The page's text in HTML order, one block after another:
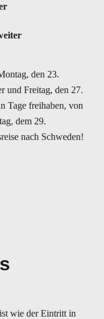
den 23.
und Freitag, den 27.
Tage freihaben, von
dem 29.
nach Schweden!
wie der Eintritt in